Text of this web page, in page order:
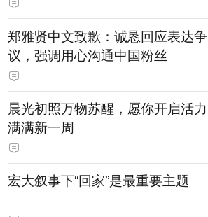
郑雅贤中文致歉：诚恳回应表达争
议，强调用心沟通中国粉丝
晨光初照万物苏醒，愿你开启活力
满满新一周
宏大叙事下“回家”是最重要主题